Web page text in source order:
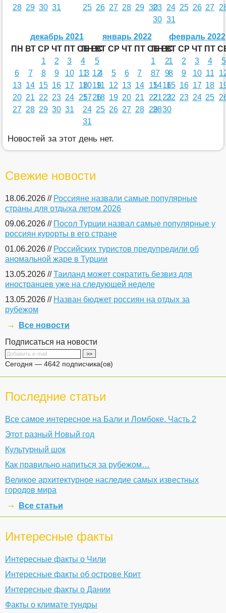
28 29 30 31
25 26 27 28 29 3023 24 25 26 27
30 31
декабрь 2021
ПН ВТ СР ЧТ ПТ СБ ВС
1
2 3 4
5
6
7 8 9 10 11
12
13 14 15 16 17 18
19
20 21 22 23 24 25
26
27 28 29 30 31
январь 2022
ПН ВТ СР ЧТ ПТ СБ ВС
1
2
3
4 5 6 7 8
9
10 11 12 13 14 15
16
17 18 19 20 21 22
23
24 25 26 27 28 29 30
31
февраль 2022
ПН ВТ СР ЧТ ПТ
1
2 3 4
5
7
8 9 10 11
14 15 16 17 18
21 22 23 24 25
28
Новостей за этот день нет.
Свежие новости
18.06.2026 // Россияне назвали самые популярные
страны для отдыха летом 2026
09.06.2026 // Посол Турции назвал самые популярные у
россиян курорты в его стране
01.06.2026 // Российских туристов предупредили об
аномальной жаре в Турции
13.05.2026 //Таиланд может сократить безвиз для
иностранцев уже на следующей неделе
13.05.2026 // Назван бюджет россиян на отдых за
рубежом
Все новости
Подписаться на новости
Сегодня — 4642 подписчика(ов)
Последние статьи
Все самое интересное на Бали и Ломбоке. Часть 2
Этот разный Новый год
Культурный шок
Как правильно напиться за рубежом…
Великое архитектурное наследие самых известных
городов мира
Все статьи
Интересные факты
Интересные факты о Чили
Интересные факты об острове Крит
Интересные факты о Дании
Факты о климате тундры